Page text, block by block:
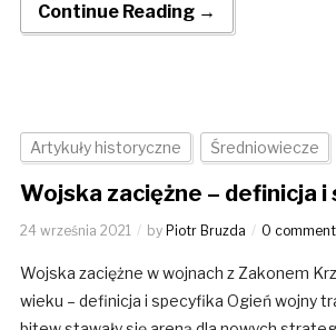
Continue Reading →
Artykuły historyczne Średniowiecze
Wojska zaciężne – definicja i
24 września 2021 by Piotr Bruzda 0
Wojska zaciężne w wojnach z Zakonem
wieku – definicja i specyfika Ogień wojny